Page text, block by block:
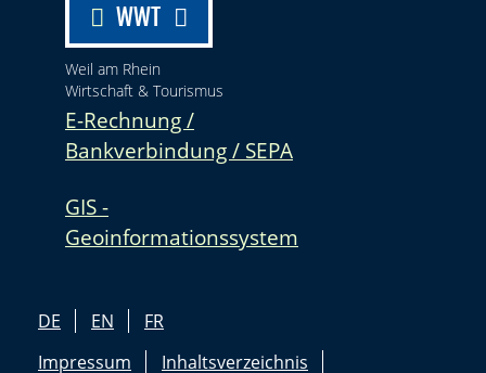
WWT
Weil am Rhein
Wirtschaft & Tourismus
E-Rechnung /
Bankverbindung / SEPA
GIS -
Geoinformationssystem
DE EN
FR
Impressum
Inhaltsverzeichnis